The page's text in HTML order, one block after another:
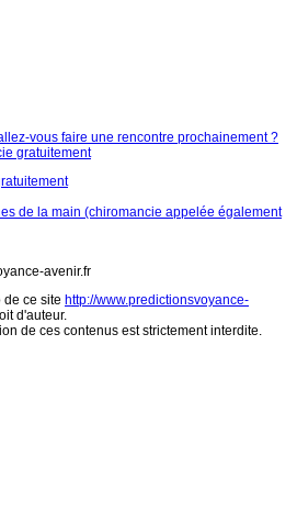
vous faire une rencontre prochainement ?
gratuitement
de la main (chiromancie appelée également
avenir.fr
de ce site http://www.predictionsvoyance-
d'auteur.
de ces contenus est strictement interdite.